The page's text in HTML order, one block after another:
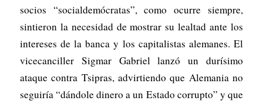
socios “socialdemócratas”, como ocurre siempre,
sintieron la necesidad de mostrar su lealtad ante los
intereses de la banca y los capitalistas alemanes. El
vicecanciller Sigmar Gabriel lanzó un durísimo
ataque contra Tsipras, advirtiendo que Alemania no
seguiría “dándole dinero a un Estado corrupto” y que